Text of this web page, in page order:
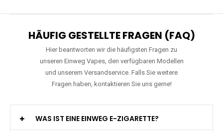
HÄUFIG GESTELLTE FRAGEN (FAQ)
Hier beantworten wir die häufigsten Fragen zu
unseren Einweg Vapes, den verfügbaren Modellen
und unserem Versandservice. Falls Sie weitere
Fragen haben, kontaktieren Sie uns gerne!
WAS IST EINE EINWEG E-ZIGARETTE?